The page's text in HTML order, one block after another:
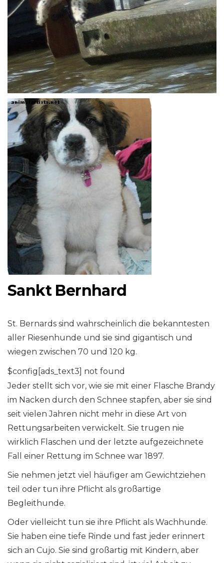
Sankt Bernhard
St. Bernards sind wahrscheinlich die bekanntesten
aller Riesenhunde und sie sind gigantisch und
wiegen zwischen 70 und 120 kg.
$config[ads_text3] not found
Jeder stellt sich vor, wie sie mit einer Flasche Brandy
im Nacken durch den Schnee stapfen, aber sie sind
seit vielen Jahren nicht mehr in diese Art von
Rettungsarbeiten verwickelt. Sie trugen nie
wirklich Flaschen und der letzte aufgezeichnete
Fall einer Rettung im Schnee war 1897.
Sie nehmen jetzt viel häufiger am Gewichtziehen
teil oder tun ihre Pflicht als großartige
Begleithunde.
Oder vielleicht tun sie ihre Pflicht als Wachhunde.
Sie haben eine tiefe Rinde und fast jeder erinnert
sich an Cujo. Sie sind großartig mit Kindern, aber